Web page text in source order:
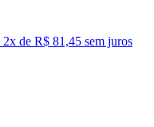
2x de R$ 81,45 sem juros